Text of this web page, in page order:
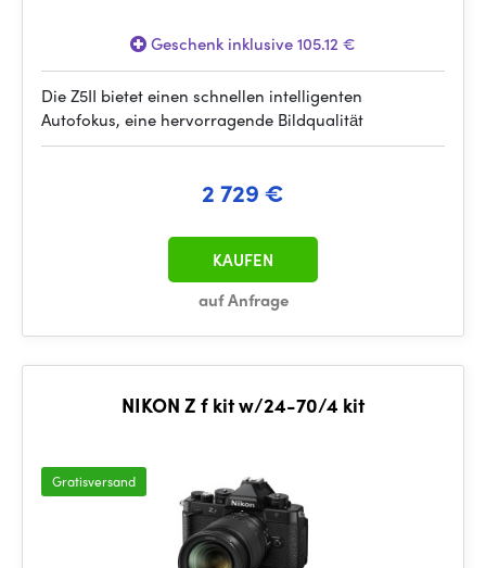
Geschenk inklusive 105.12 €
Die Z5II bietet einen schnellen intelligenten
Autofokus, eine hervorragende Bildqualität
2 729 €
auf Anfrage
KAUFEN
NIKON Z f kit w/24-70/4 kit
Gratisversand